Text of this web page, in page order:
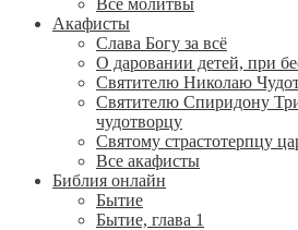
Вcе молитвы
Акафисты
Слава Богу за всё
О даровании детей, при
Святителю Николаю
Святителю Спиридону
чудотворцу
Святому страстотерпцу
Все акафисты
Библия онлайн
Бытие
Бытие, глава 1